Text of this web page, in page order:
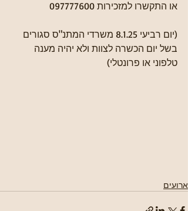
או התקשרו למזכירות 097777600
(יום רביעי 8.1.25 משרדי המתנ"ס סגורים
בשל יום הכשרה לצוות ולא יהיה מענה
טלפוני או פרונטלי)
ארועים